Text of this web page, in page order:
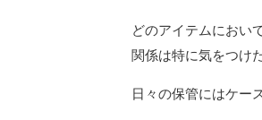
どのアイテムにおい
関係は特に気をつけ
日々の保管にはケー